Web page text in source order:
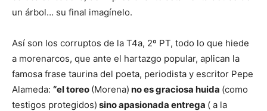
un árbol… su final imagínelo.
Así son los corruptos de la T4a, 2º PT, todo lo que hiede
a morenarcos, que ante el hartazgo popular, aplican la
famosa frase taurina del poeta, periodista y escritor Pepe
Alameda: “el toreo (Morena) no es graciosa huida (como
testigos protegidos) sino apasionada entrega ( a la